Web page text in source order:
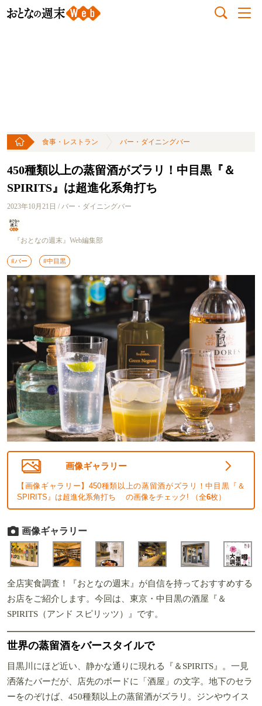
食事・レストラン バー・ダイニングバー
450種類以上の蒸留酒がズラリ！中目黒『＆
SPIRITS』は超進化系角打ち
2023年10月21日 / バー・ダイニングバー
『おとなの週末』Web編集部
#バー #中目黒
画像ギャラリー
【画像ギャラリー】450種類以上の蒸留酒がズラリ！中目黒『＆
SPIRITS』は超進化系角打ち の画像をチェック! （全6枚）
画像ギャラリー
全店実食調査！『おとなの週末』が自信を持っておすすめする
お店をご紹介します。今回は、東京・中目黒の酒屋『＆
SPIRITS（アンド スピリッツ）』です。
世界の蒸留酒をバースタイルで
目黒川にほど近い、静かな通りに現れる『＆SPIRITS』。一見
洒落たバーだが、店先のボードに「酒屋」の文字。地下のセラ
ーをのぞけば、450種類以上の蒸留酒がズラリ。ジンやウイス